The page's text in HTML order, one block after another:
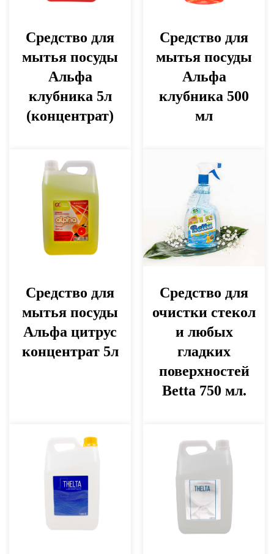
Средство для
мытья посуды
Альфа
клубника 5л
(концентрат)
Средство для
мытья посуды
Альфа
клубника 500
мл
Средство для
мытья посуды
Альфа цитрус
концентрат 5л
Средство для
очистки стекол
и любых
гладких
поверхностей
Betta 750 мл.